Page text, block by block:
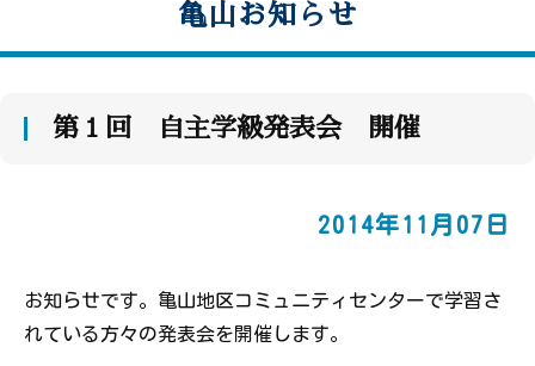
亀山お知らせ
第１回 自主学級発表会 開催
2014年11月07日
お知らせです。亀山地区コミュニティセンターで学習さ
れている方々の発表会を開催します。